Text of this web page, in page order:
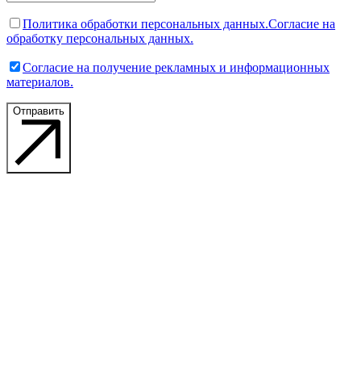
Политика обработки персональных данных.Согласие на
обработку персональных данных.
Согласие на получение рекламных и информационных
материалов.
Отправить